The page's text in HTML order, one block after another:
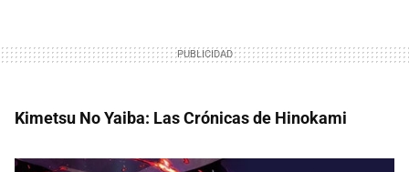
Kimetsu No Yaiba: Las Crónicas de Hinokami